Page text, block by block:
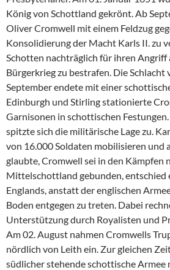
König von Schottland gekrönt. Ab
Oliver Cromwell mit einem Feldzug
Konsolidierung der Macht Karls II. zu
Schotten nachträglich für ihren Angriff
Bürgerkrieg zu bestrafen. Die Schlacht
September endete mit einer
Edinburgh und Stirling stationierte
Garnisonen in schottischen
spitzte sich die militärische Lage zu.
von 16.000 Soldaten mobilisieren und
glaubte, Cromwell sei in den Kämpfen
Mittelschottland gebunden, entschied
Englands, anstatt der englischen
Boden entgegen zu treten. Dabei
Unterstützung durch Royalisten und
Am 02. August nahmen Cromwells
nördlich von Leith ein. Zur gleichen
südlicher stehende schottische Armee